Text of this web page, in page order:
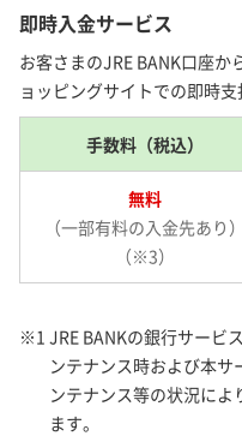
即時入金サービス
お客さまのJRE BANK口座か
ョッピングサイトでの即時
手数料（税込）
無料
（一部有料の入金先あり）
（※3）
※1 JRE BANKの銀行サービ
ンテナンス時および本
ンテナンス等の状況に
ます。